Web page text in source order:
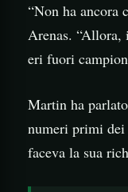
“Non ha ancora
Arenas. “Allora,
eri fuori
Martin ha
numeri primi dei
faceva la sua